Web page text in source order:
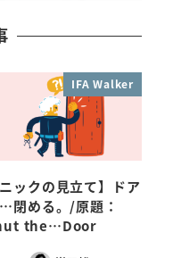
IFA Walker
ニックの見立て】ドア
閉める。/原題：
the…Door